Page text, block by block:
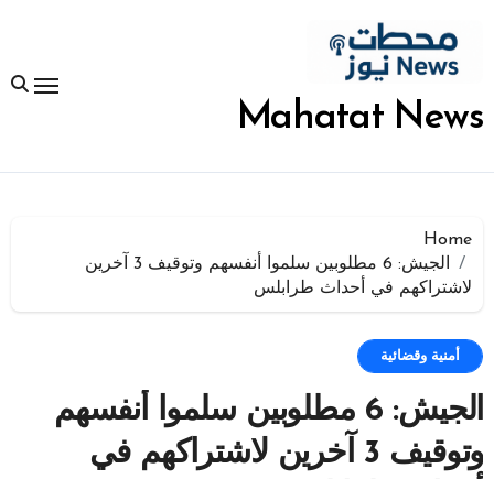
المحتوى
Mahatat News
Home
الجيش: 6 مطلوبين سلموا أنفسهم وتوقيف 3 آخرين
لاشتراكهم في أحداث طرابلس
أمنية وقضائية
الجيش: 6 مطلوبين سلموا أنفسهم
وتوقيف 3 آخرين لاشتراكهم في